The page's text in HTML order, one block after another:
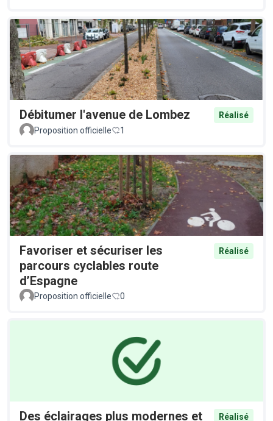
Débitumer l'avenue de Lombez
Réalisé
Proposition officielle
1
Favoriser et sécuriser les
parcours cyclables route
d’Espagne
Réalisé
Proposition officielle 0
Des éclairages plus modernes et Réalisé